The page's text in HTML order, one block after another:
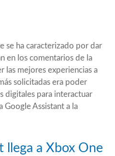
se ha caracterizado por dar
en los comentarios de la
las mejores experiencias a
solicitadas era poder
digitales para interactuar
Google Assistant a la
llega a Xbox One